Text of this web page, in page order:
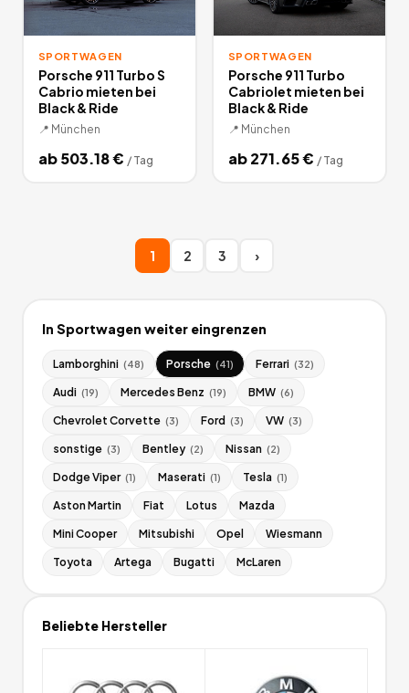
SPORTWAGEN
Porsche 911 Turbo S
Cabrio mieten bei
Black & Ride
📍 München
ab503.18€ / Tag
SPORTWAGEN
Porsche 911 Turbo
Cabriolet mieten bei
Black & Ride
📍 München
ab271.65€ / Tag
1 2 3 ›
In Sportwagen weiter eingrenzen
Lamborghini (48) Porsche (41) Ferrari (32)
Audi (19) Mercedes Benz (19) BMW (6)
Chevrolet Corvette (3) Ford (3) VW (3)
sonstige (3) Bentley (2) Nissan (2)
Dodge Viper (1) Maserati (1) Tesla (1)
Aston Martin Fiat Lotus Mazda
Mini Cooper Mitsubishi Opel Wiesmann
Toyota Artega Bugatti McLaren
Beliebte Hersteller